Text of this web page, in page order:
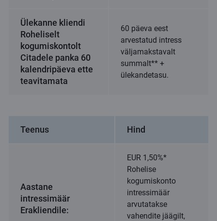
Ülekanne kliendi
Roheliselt
kogumiskontolt
Citadele panka 60
kalendripäeva ette
teavitamata
60 päeva eest
arvestatud intress
väljamakstavalt
summalt** +
ülekandetasu.
Teenus Hind
Aastane
intressimäär
Erakliendile:
EUR 1,50%*
Rohelise
kogumiskonto
intressimäär
arvutatakse
vahendite jäägilt,